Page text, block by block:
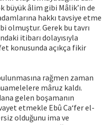
âlim gibi Mâlik’in de
hakkı tavsiye etme
olmuştur. Gerek bu tavrı
itibarı dolayısıyla
konusunda açıkça fikir
rağmen zaman
mâruz kaldı.
gelen boşamanın
etmekle Ebû Ca‘fer el-
olduğunu ima ve